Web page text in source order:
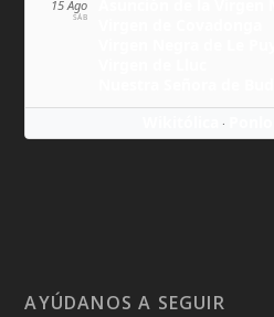
15 Ago
SÁB
·
AYÚDANOS A SEGUIR